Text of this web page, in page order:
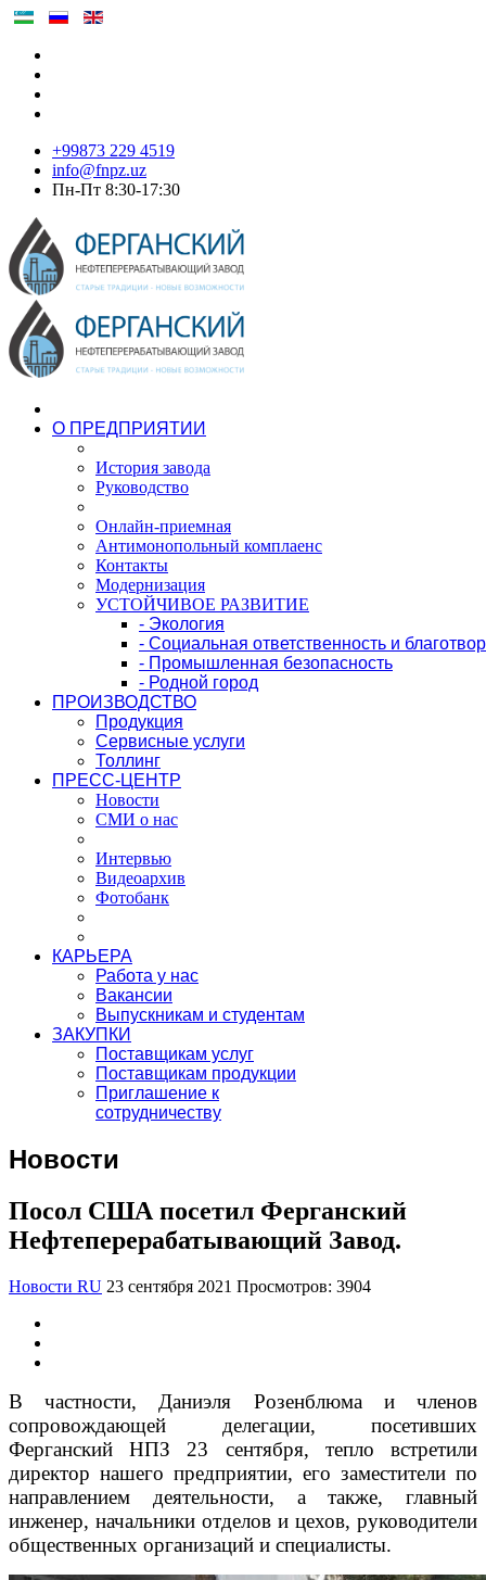
+99873 229 4519
info@fnpz.uz
Пн-Пт 8:30-17:30
О ПРЕДПРИЯТИИ
История завода
Руководство
Онлайн-приемная
Антимонопольный комплаенс
Контакты
Модернизация
УСТОЙЧИВОЕ РАЗВИТИЕ
- Экология
- Социальная ответственность и
- Промышленная безопасность
- Родной город
ПРОИЗВОДСТВО
Продукция
Сервисные услуги
Толлинг
ПРЕСС-ЦЕНТР
Новости
СМИ о нас
Интервью
Видеоархив
Фотобанк
КАРЬЕРА
Работа у нас
Вакансии
Выпускникам и студентам
ЗАКУПКИ
Поставщикам услуг
Поставщикам продукции
Приглашение к
сотрудничеству
Новости
Посол США посетил Ферганский
Нефтеперерабатывающий Завод.
Новости RU 23 сентября 2021 Просмотров: 3904
В частности, Даниэля Розенблюма и членов
сопровождающей делегации, посетивших
Ферганский НПЗ 23 сентября, тепло встретили
директор нашего предприятии, его заместители по
направлением деятельности, а также, главный
инженер, начальники отделов и цехов, руководители
общественных организаций и специалисты.